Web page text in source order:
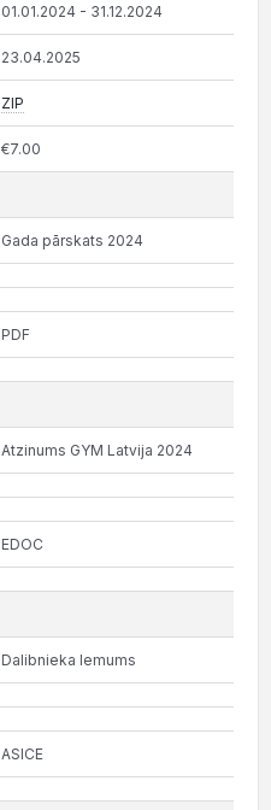
01.01.2024 - 31.12.2024
23.04.2025
ZIP
€7.00
Gada pārskats 2024
PDF
Atzinums GYM Latvija 2024
EDOC
Dalibnieka lemums
ASICE